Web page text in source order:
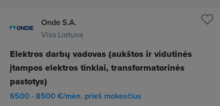
Onde S.A.
Visa Lietuva
Elektros darbų vadovas (aukštos ir vidutinės
įtampos elektros tinklai, transformatorinės
pastotys)
6500 - 8500 €/mėn. prieš mokesčius